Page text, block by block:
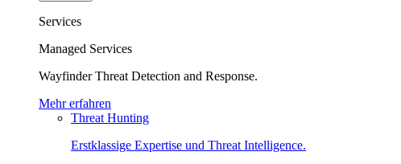
Services
Managed Services
Wayfinder Threat Detection and Response.
Mehr erfahren
Threat Hunting
Erstklassige Expertise und Threat Intelligence.